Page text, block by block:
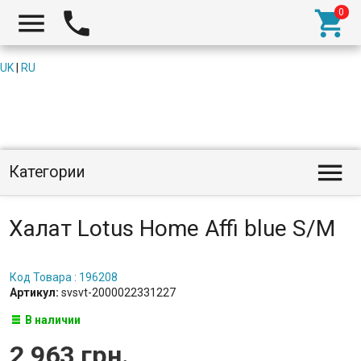
  
UK RU
Категории 
Халат Lotus Home Affi blue S/M
Код Товара : 196208
Артикул: svsvt-2000022331227
В наличии